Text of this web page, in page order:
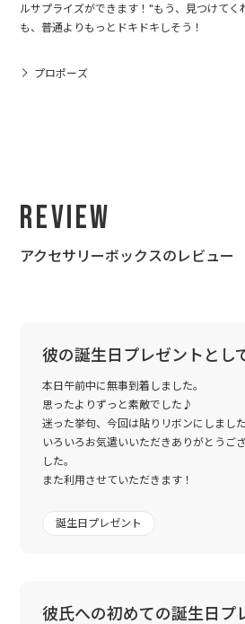
ルサプライズができます！"もう、見つけてく
も、普通よりもっとドキドキしそう！
プロポーズ
Review
アクセサリーボックスのレビュー
彼の誕生日プレゼントとし
本日午前中に無事到着しました。
思ったよりずっと素敵でした♪
迷った挙句、今回は貼りリボンにしました
いろいろお気遣いいただきありがとうご
した。
また利用させていただきます！
誕生日プレゼント
彼氏への初めての誕生日プ